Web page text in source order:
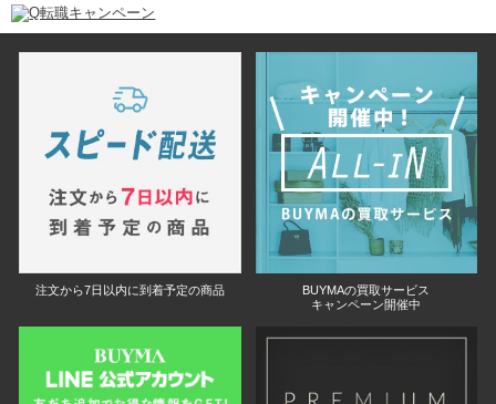
注文から7日以内に到着予定の商品
BUYMAの買取サービス
キャンペーン開催中